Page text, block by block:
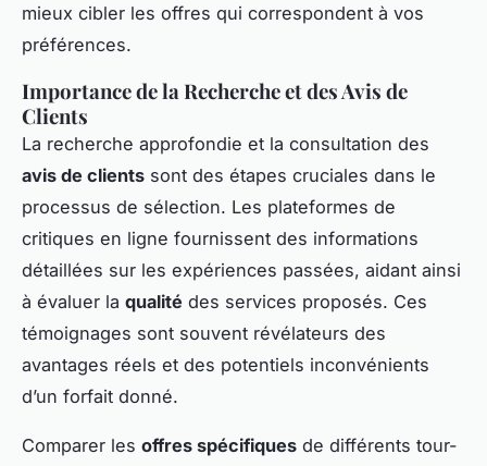
mieux cibler les offres qui correspondent à vos
préférences.
Importance de la Recherche et des Avis de
Clients
La recherche approfondie et la consultation des
avis de clients sont des étapes cruciales dans le
processus de sélection. Les plateformes de
critiques en ligne fournissent des informations
détaillées sur les expériences passées, aidant ainsi
à évaluer la qualité des services proposés. Ces
témoignages sont souvent révélateurs des
avantages réels et des potentiels inconvénients
d’un forfait donné.
Comparer les offres spécifiques de différents tour-